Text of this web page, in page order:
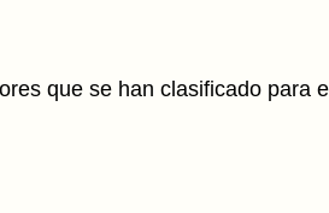
que se han clasificado para